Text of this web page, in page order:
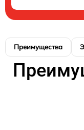
Преимущества